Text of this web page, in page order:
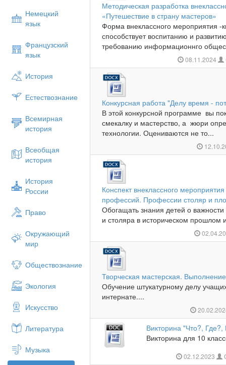
Немецкий
язык
Французский
язык
История
Естествознание
Всемирная
история
Всеобщая
история
История
России
Право
Окружающий
мир
Обществознание
Экология
Искусство
Литература
Музыка
Методическая разработка
«Путешествие в страну мастеров»
Форма внеклассного мероприятия -
способствует воспитанию и
требованию информационнго
08.11.2024
Конкурсная работа "Делу время -
В этой конкурсной программе вы
смекалку и мастерство, а жюри
технологии. Оцениваются не то...
Конспект внеклассного
профессий. Профессии столяр и
Обогащать знания детей о
и столяра в историческом прошлом
Творческая мастерская.
Обучение штукатурному делу
интернате....
Викторина "Что?, Где?,
Викторина для 10
02.12.2023